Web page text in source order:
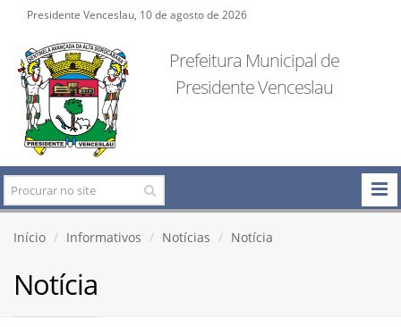
Presidente Venceslau, 10 de agosto de 2026
Prefeitura Municipal de
Presidente Venceslau
Início Informativos Notícias Notícia
Notícia